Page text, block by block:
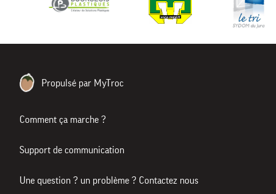
Propulsé par MyTroc
Comment ça marche ?
Support de communication
Une question ? un problème ? Contactez nous